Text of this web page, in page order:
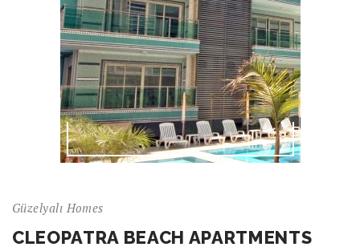
Güzelyalı Homes
CLEOPATRA BEACH APARTMENTS